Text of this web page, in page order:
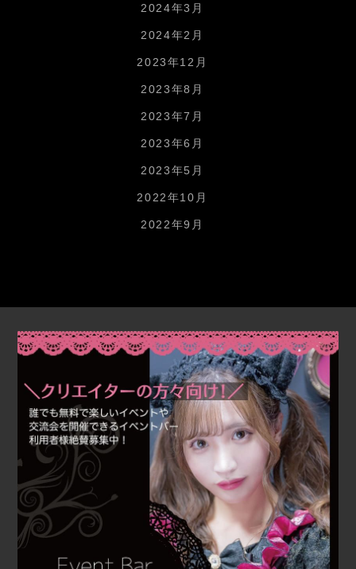
2024年3月
2024年2月
2023年12月
2023年8月
2023年7月
2023年6月
2023年5月
2022年10月
2022年9月